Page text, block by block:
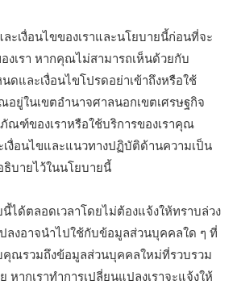
ะเงื่อนไขของเราและนโยบายนี้ก่อนที่จะ
งเรา หากคุณไม่สามารถเห็นด้วยกับ
ดและเงื่อนไขโปรดอย่าเข้าถึงหรือใช้
อยู่ในเขตอำนาจศาลนอกเขตเศรษฐกิจ
ณฑ์ของเราหรือใช้บริการของเราคุณ
งื่อนไขและแนวทางปฏิบัติด้านความเป็น
ธิบายไว้ในนโยบายนี้
ได้ตลอดเวลาโดยไม่ต้องแจ้งให้ทราบล่วง
ลงอาจนำไปใช้กับข้อมูลส่วนบุคคลใด ๆ ที่
บคุณรวมถึงข้อมูลส่วนบุคคลใหม่ที่รวบรวม
หากเราทำการเปลี่ยนแปลงเราจะแจ้งให้